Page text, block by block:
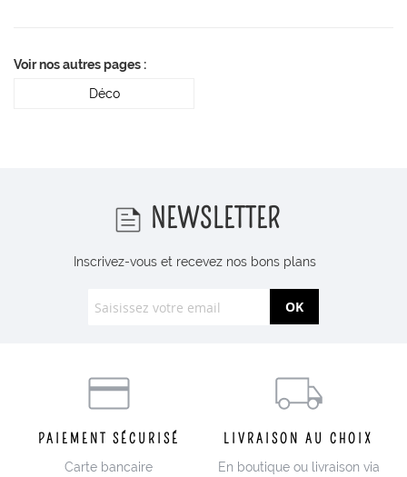
Voir nos autres pages :
Déco
NEWSLETTER
Inscrivez-vous et recevez nos bons plans
OK
PAIEMENT SÉCURISÉ
Carte bancaire
LIVRAISON AU CHOIX
En boutique ou livraison via